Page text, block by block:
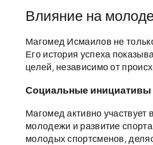
Влияние на
Магомед Исмаилов не
Его история успеха
целей, независимо от
Социальные инициативы
Магомед активно
молодежи и развитие
молодых спортсменов,